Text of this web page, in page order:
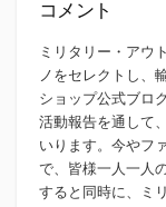
コメント
ミリタリー・アウ
ノをセレクトし、
ショップ公式ブロ
活動報告を通して
いります。今やフ
で、皆様一人一人
すると同時に、ミ